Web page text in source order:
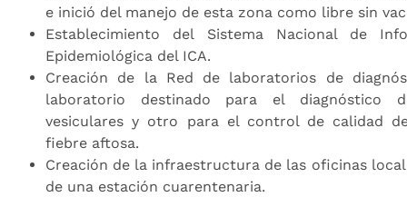
e inició del manejo de esta zona como libre sin
Establecimiento del Sistema Nacional de
Epidemiológica del ICA.
Creación de la Red de laboratorios de
laboratorio destinado para el diagnóstico
vesiculares y otro para el control de calidad
fiebre aftosa.
Creación de la infraestructura de las oficinas
de una estación cuarentenaria.